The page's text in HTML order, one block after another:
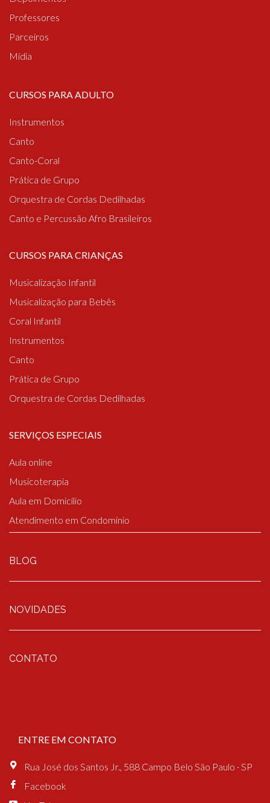
Professores
Parceiros
Mídia
CURSOS PARA ADULTO
Instrumentos
Canto
Canto-Coral
Prática de Grupo
Orquestra de Cordas Dedilhadas
Canto e Percussão Afro Brasileiros
CURSOS PARA CRIANÇAS
Musicalização Infantil
Musicalização para Bebês
Coral Infantil
Instrumentos
Canto
Prática de Grupo
Orquestra de Cordas Dedilhadas
SERVIÇOS ESPECIAIS
Aula online
Musicoterapia
Aula em Domicílio
Atendimento em Condomínio
BLOG
NOVIDADES
CONTATO
ENTRE EM CONTATO
Rua José dos Santos Jr., 588 Campo Belo São Paulo · SP
Facebook